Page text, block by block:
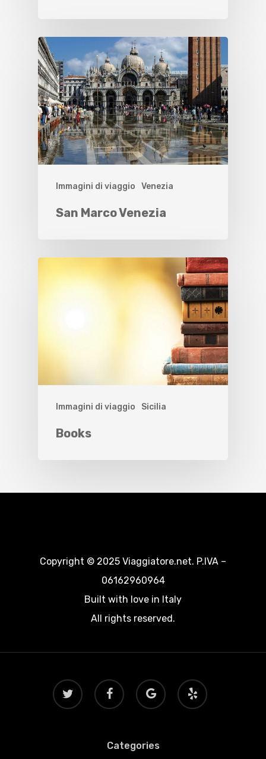
Immagini di viaggio Venezia
San Marco Venezia
Immagini di viaggio Sicilia
Books
Copyright © 2025 Viaggiatore.net. P.IVA –
06162960964
Built with love in Italy
All rights reserved.
twitter facebook
google-
plus
yelp
Categories